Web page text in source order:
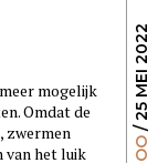
/ 25 MEI 2022
mogelijk
Omdat de
zwermen
van het luik